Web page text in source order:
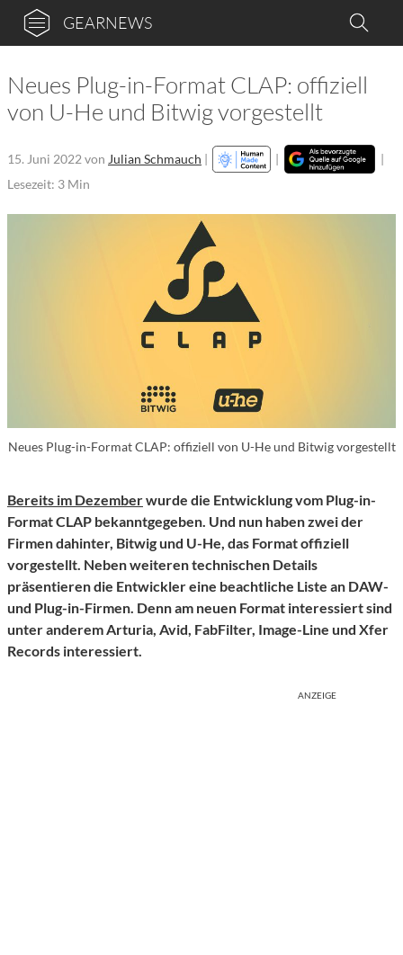
GEARNEWS
Neues Plug-in-Format CLAP: offiziell
von U-He und Bitwig vorgestellt
15. Juni 2022 von Julian Schmauch | |
|
Lesezeit: 3 Min
Neues Plug-in-Format CLAP: offiziell von U-He und Bitwig vorgestellt
Bereits im Dezemberwurde die Entwicklung vom Plug-in-
Format CLAP bekanntgegeben. Und nun haben zwei der
Firmen dahinter, Bitwig und U-He, das Format offiziell
vorgestellt. Neben weiteren technischen Details
präsentieren die Entwickler eine beachtliche Liste an DAW-
und Plug-in-Firmen. Denn am neuen Format interessiert sind
unter anderem Arturia, Avid, FabFilter, Image-Line und Xfer
Records interessiert.
ANZEIGE